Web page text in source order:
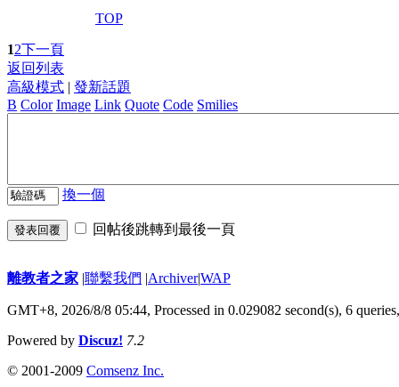
TOP
12下一頁
返回列表
高級模式 | 發新話題
B Color Image Link Quote Code Smilies
換一個
發表回覆 回帖後跳轉到最後一頁
離教者之家 |聯繫我們 |Archiver|WAP
GMT+8, 2026/8/8 05:44, Processed in 0.029082 second(s), 6
Powered by Discuz! 7.2
© 2001-2009 Comsenz Inc.